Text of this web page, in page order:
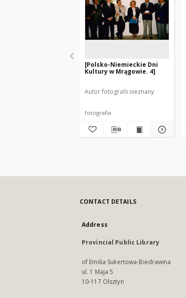
[Polsko-Niemieckie Dni
Kultury w Mrągowie. 4]
Autor fotografii nieznany
fotografia
CONTACT DETAILS
Address
Provincial Public Library
of Emilia Sukertowa-Biedrawina
ul. 1 Maja 5
10-117 Olsztyn